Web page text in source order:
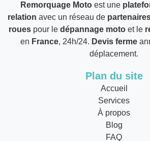
Remorquage Moto est une
relation avec un réseau de
roues pour le dépannage moto et le
en France, 24h/24. Devis ferme
déplacement.
Plan du site
Accueil
Services
À propos
Blog
FAQ